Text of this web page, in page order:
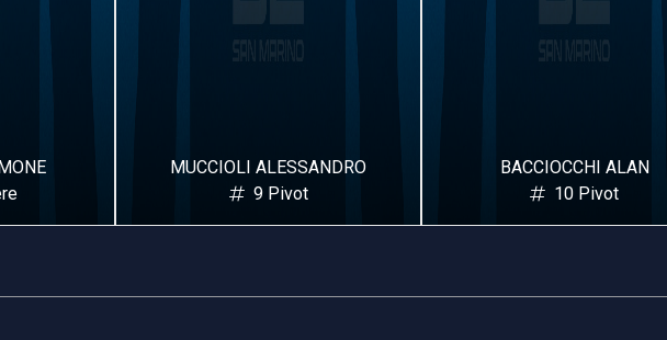
MUCCIOLI ALESSANDRO
9 Pivot
BACCIOCCHI ALAN
10 Pivot